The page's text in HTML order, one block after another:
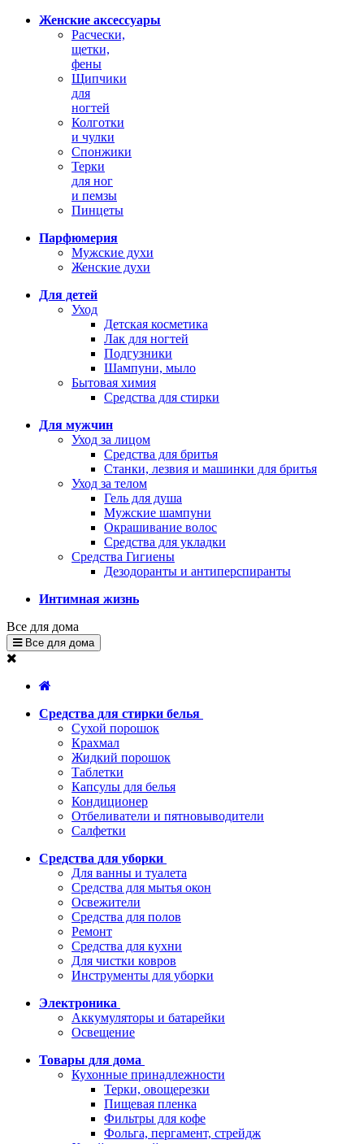
Женские аксессуары
Расчески,
щетки,
фены
Щипчики
для
ногтей
Колготки
и чулки
Спонжики
Терки
для ног
и пемзы
Пинцеты
Парфюмерия
Мужские духи
Женские духи
Для детей
Уход
Детская косметика
Лак для ногтей
Подгузники
Шампуни, мыло
Бытовая химия
Средства для стирки
Для мужчин
Уход за лицом
Средства для бритья
Станки, лезвия и машинки для бритья
Уход за телом
Гель для душа
Мужские шампуни
Окрашивание волос
Средства для укладки
Средства Гигиены
Дезодоранты и антиперспиранты
Интимная жизнь
Все для дома
Все для дома
Средства для стирки белья
Сухой порошок
Крахмал
Жидкий порошок
Таблетки
Капсулы для белья
Кондиционер
Отбеливатели и пятновыводители
Салфетки
Средства для уборки
Для ванны и туалета
Средства для мытья окон
Освежители
Средства для полов
Ремонт
Средства для кухни
Для чистки ковров
Инструменты для уборки
Электроника
Аккумуляторы и батарейки
Освещение
Товары для дома
Кухонные принадлежности
Терки, овощерезки
Пищевая пленка
Фильтры для кофе
Фольга, пергамент, стрейдж